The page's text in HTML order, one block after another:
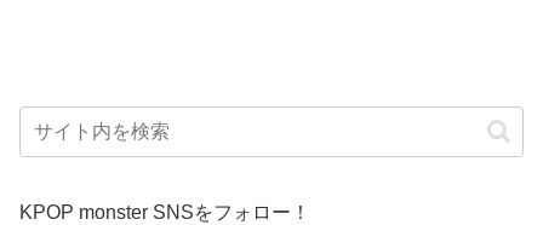
KPOP monster SNSをフォロー！